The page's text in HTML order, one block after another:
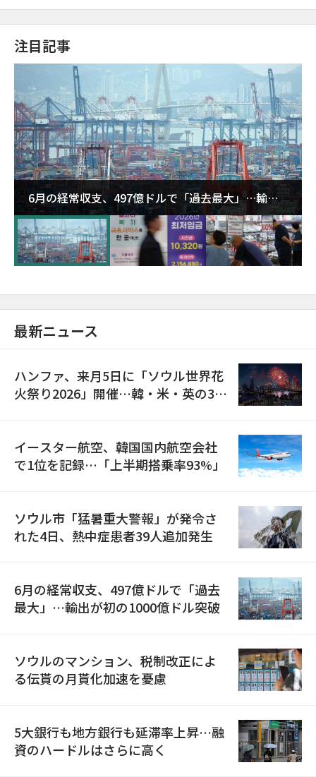
注目記事
6月の経常収支、497億ドルで「過去最大」…輸出
が初の1000億ドル突破
最新ニュース
ハンファ、来月5日に「ソウル世界花
火祭り2026」開催…韓・米・英の3カ
イースター航空、韓国国内航空会社
で1位を記録…「上半期搭乗率93%」
ソウル市「猛暑重大警報」が発令さ
れた4日、熱中症患者39人追加発生
6月の経常収支、497億ドルで「過去
最大」…輸出が初の1000億ドル突破
ソウルのマンション、税制改正によ
る伝貰の月貰化加速を憂慮
5大銀行も地方銀行も延滞率上昇…融
資のハードルはさらに高く